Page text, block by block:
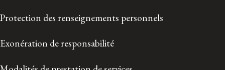
Protection des renseignements personnels
Exonération de responsabilité